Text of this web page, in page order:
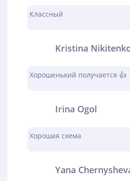
Классный
Kristina
Хорошенький получается 👍
Irina Ogol
Хорошая схема
Yana